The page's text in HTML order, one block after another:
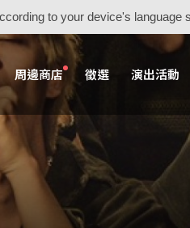
to your device's language
周邊商店 徵選 演出活動